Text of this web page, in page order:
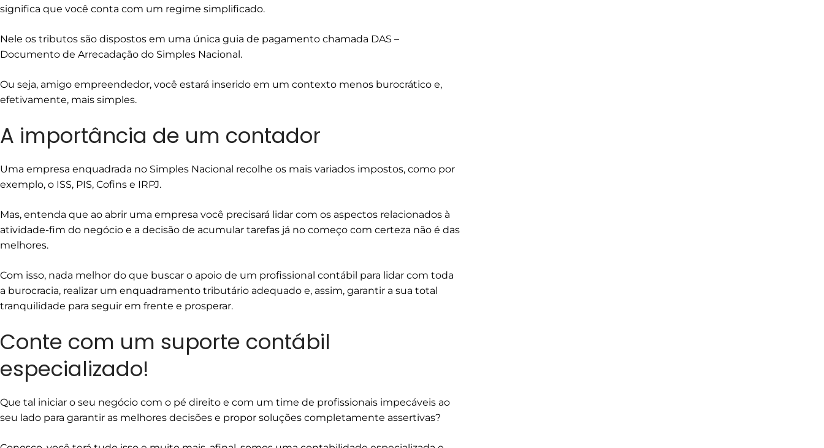
significa que você conta com um regime simplificado.
Nele os tributos são dispostos em uma única guia de pagamento chamada DAS –
Documento de Arrecadação do Simples Nacional.
Ou seja, amigo empreendedor, você estará inserido em um contexto menos burocrático e,
efetivamente, mais simples.
A importância de um contador
Uma empresa enquadrada no Simples Nacional recolhe os mais variados impostos, como por
exemplo, o ISS, PIS, Cofins e IRPJ.
Mas, entenda que ao abrir uma empresa você precisará lidar com os aspectos relacionados à
atividade-fim do negócio e a decisão de acumular tarefas já no começo com certeza não é das
melhores.
Com isso, nada melhor do que buscar o apoio de um profissional contábil para lidar com toda
a burocracia, realizar um enquadramento tributário adequado e, assim, garantir a sua total
tranquilidade para seguir em frente e prosperar.
Conte com um suporte contábil
especializado!
Que tal iniciar o seu negócio com o pé direito e com um time de profissionais impecáveis ao
seu lado para garantir as melhores decisões e propor soluções completamente assertivas?